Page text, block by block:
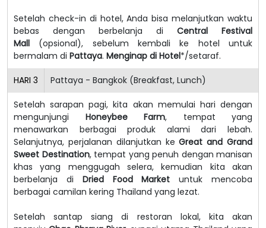
Setelah check-in di hotel, Anda bisa melanjutkan waktu
bebas dengan berbelanja di Central Festival
Mall (opsional), sebelum kembali ke hotel untuk
bermalam di Pattaya. Menginap di Hotel*/setaraf.
HARI 3 Pattaya - Bangkok (Breakfast, Lunch)
Setelah sarapan pagi, kita akan memulai hari dengan
mengunjungi Honeybee Farm, tempat yang
menawarkan berbagai produk alami dari lebah.
Selanjutnya, perjalanan dilanjutkan keGreat and Grand
Sweet Destination, tempat yang penuh dengan manisan
khas yang menggugah selera, kemudian kita akan
berbelanja di Dried Food Market untuk mencoba
berbagai camilan kering Thailand yang lezat.
Setelah santap siang di restoran lokal, kita akan